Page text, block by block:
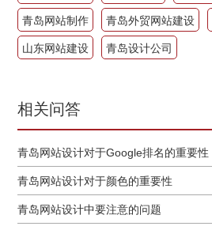
青岛网站制作 青岛外贸网站建设
山东网站建设 青岛设计公司
相关问答
青岛网站设计对于Google排名的重要性
青岛网站设计对于颜色的重要性
青岛网站设计中要注意的问题